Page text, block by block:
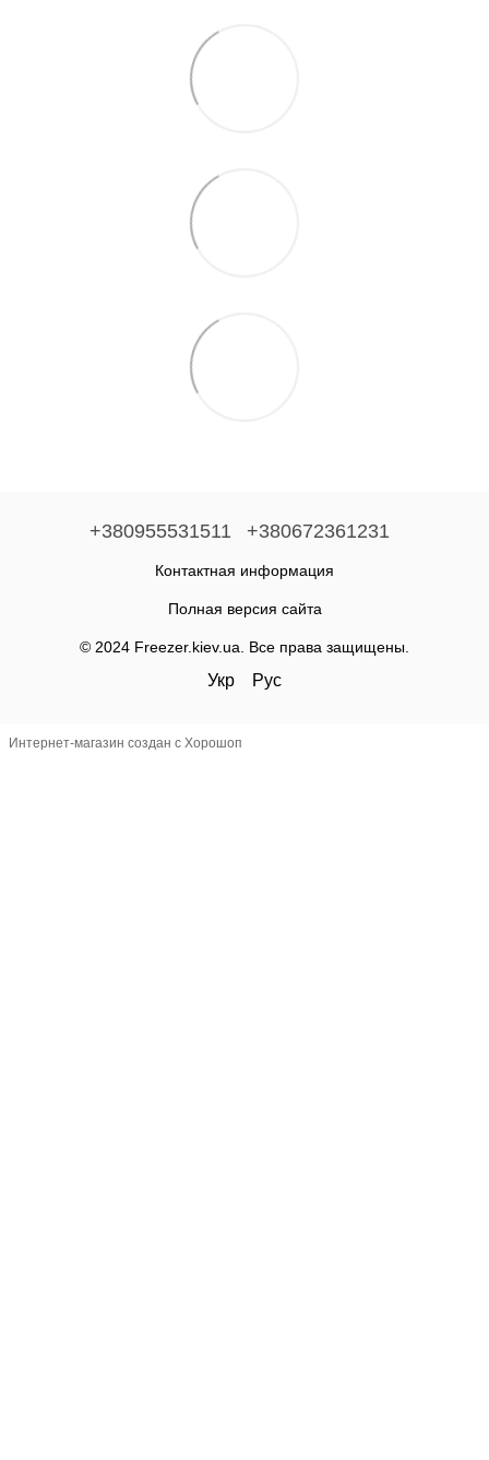
+380955531511 +380672361231
Контактная информация
Полная версия сайта
© 2024 Freezer.kiev.ua. Все права защищены.
Укр Рус
Интернет-магазин создан с Хорошоп